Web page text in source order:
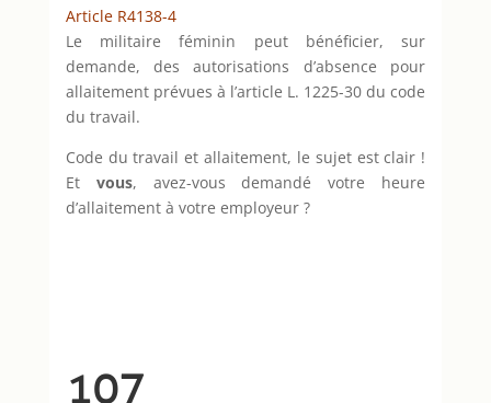
Article R4138-4
Le militaire féminin peut bénéficier, sur
demande, des autorisations d’absence pour
allaitement prévues à l’article L. 1225-30 du code
du travail.
Code du travail et allaitement, le sujet est clair !
Et vous, avez-vous demandé votre heure
d’allaitement à votre employeur ?
107